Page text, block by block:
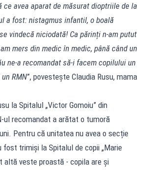
avea aparat de măsurat dioptriile de la
a fost: nistagmus infantil, o boală
vindecă niciodată! Ca părinți n-am putut
mers din medic în medic, până când un
ne-a recomandat să-i facem copilului un
RMN”, povestește Claudia Rusu, mama
la Spitalul „Victor Gomoiu” din
ul recomandat a arătat o tumoră
Pentru că unitatea nu avea o secție
fost trimiși la Spitalul de copii „Marie
altă veste proastă - copila are și